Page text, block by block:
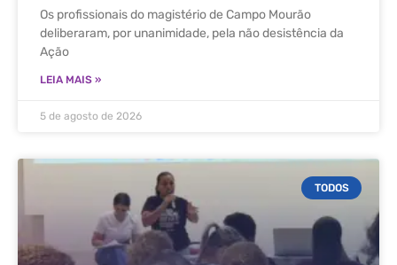
Os profissionais do magistério de Campo Mourão
deliberaram, por unanimidade, pela não desistência da
Ação
LEIA MAIS »
5 de agosto de 2026
TODOS